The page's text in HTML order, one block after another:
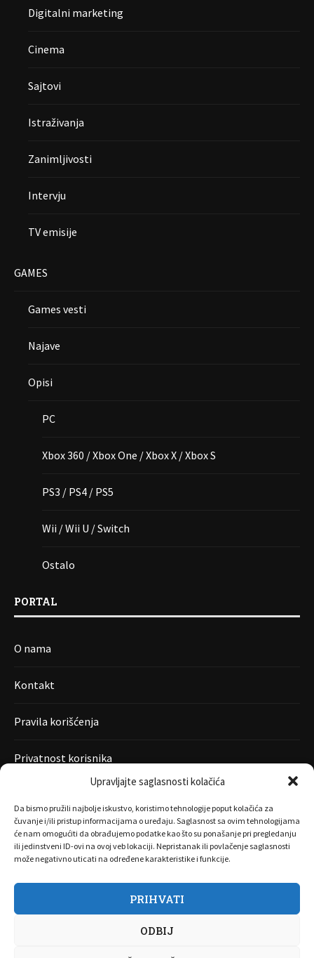
Upravljajte saglasnosti kolačića
Da bismo pružili najbolje iskustvo, koristimo tehnologije poput kolačića za
čuvanje i/ili pristup informacijama o uređaju. Saglasnost sa ovim tehnologijama
će nam omogućiti da obrađujemo podatke kao što su ponašanje pri pregledanju
ili jedinstveni ID-ovi na ovoj veb lokaciji. Nepristanak ili povlačenje saglasnosti
može negativno uticati na određene karakteristike i funkcije.
PRIHVATI
ODBIJ
Digitalni marketing
Cinema
Sajtovi
Istraživanja
Zanimljivosti
Intervju
TV emisije
GAMES
Games vesti
Najave
Opisi
PC
Xbox 360 / Xbox One / Xbox X / Xbox S
PS3 / PS4 / PS5
Wii / Wii U / Switch
Ostalo
PORTAL
O nama
Kontakt
Pravila korišćenja
Privatnost korisnika
O nama Marketing Kontakt FAQ
Privatnost korisnika
Pravila korišćenja